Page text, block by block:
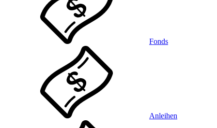
Fonds
Anleihen